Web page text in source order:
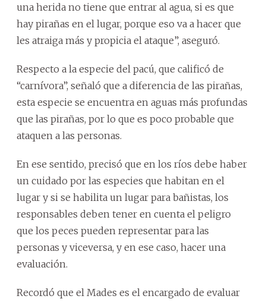
una herida no tiene que entrar al agua, si es que
hay pirañas en el lugar, porque eso va a hacer que
les atraiga más y propicia el ataque”, aseguró.
Respecto a la especie del pacú, que calificó de
“carnívora”, señaló que a diferencia de las pirañas,
esta especie se encuentra en aguas más profundas
que las pirañas, por lo que es poco probable que
ataquen a las personas.
En ese sentido, precisó que en los ríos debe haber
un cuidado por las especies que habitan en el
lugar y si se habilita un lugar para bañistas, los
responsables deben tener en cuenta el peligro
que los peces pueden representar para las
personas y viceversa, y en ese caso, hacer una
evaluación.
Recordó que el Mades es el encargado de evaluar